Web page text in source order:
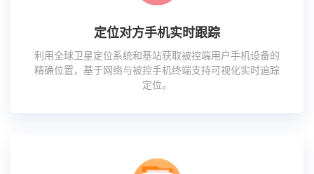
定位对方手机实时跟踪
利用全球卫星定位系统和基站获取被控端用户手机设备的
精确位置，基于网络与被控手机终端支持可视化实时追踪
定位。